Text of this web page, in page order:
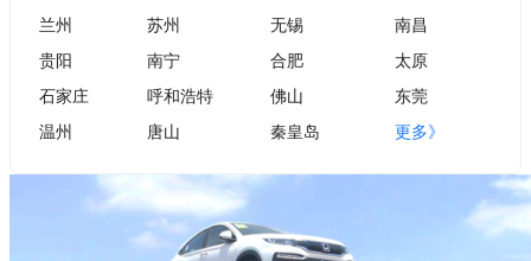
兰州
苏州 无锡
南昌
贵阳
南宁 合肥
太原
石家庄
呼和浩特 佛山
东莞
温州
唐山 秦皇岛 更多》